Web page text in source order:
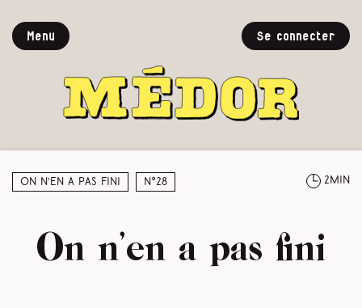
Menu Se connecter
On n’en a pas fini N°28 2min
On n’en a pas fini